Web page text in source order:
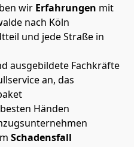
wir Erfahrungen mit
nach Köln
und jede Straße in
ausgebildete Fachkräfte
an, das
Händen
Schadensfall